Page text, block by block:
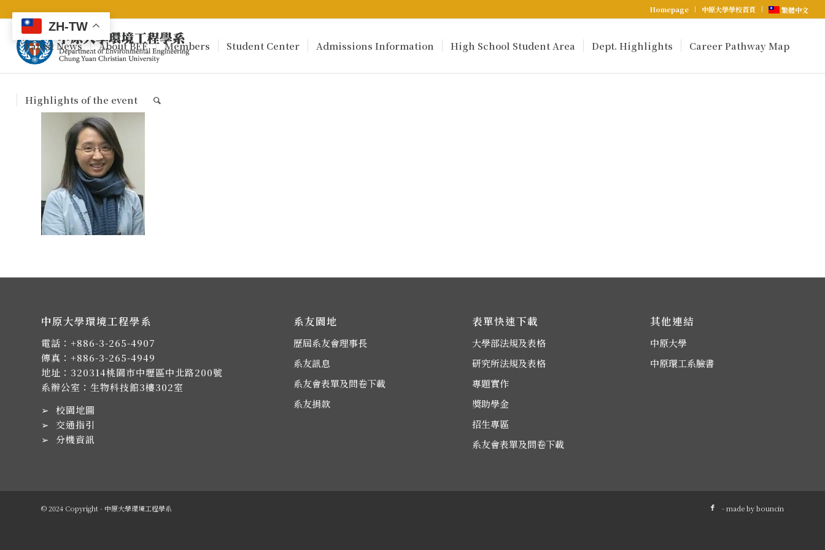
Homepage 中原大學學校首頁 繁體中文
Latest News About BEE Members Student Center Admissions Information High School Student Area Dept. Highlights Career Pathway Map
Highlights of the event
中原大學環境工程學系
電話： +886-3-265-4907
傳真：+886-3-265-4949
地址： 320314桃園市中壢區中北路200號
系辦公室：生物科技館3樓302室
➢ 校園地圖
➢ 交通指引
➢ 分機資訊
系友園地
歷屆系友會理事長
系友訊息
系友會表單及問卷下載
系友捐款
表單快速下載
大學部法規及表格
研究所法規及表格
專題實作
獎助學金
招生專區
系友會表單及問卷下載
其他連結
中原大學
中原環工系臉書
© 2024 Copyright - 中原大學環境工程學系 - made bybouncin
ZH-TW